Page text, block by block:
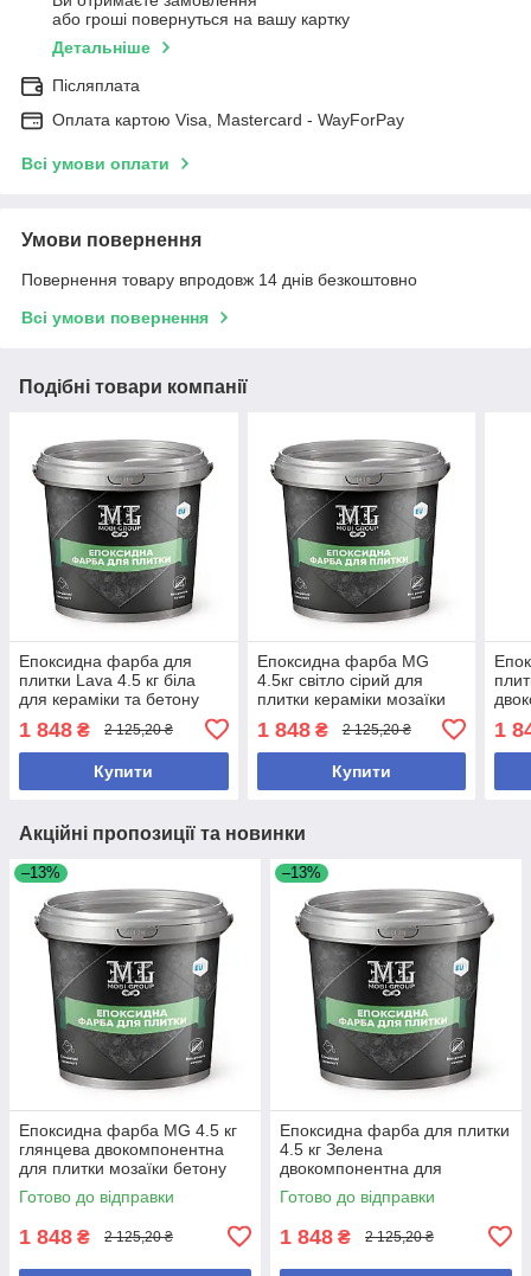
або гроші повернуться на вашу картку
Детальніше
Післяплата
Оплата картою Visa, Mastercard - WayForPay
Всі умови оплати
Умови повернення
Повернення товару впродовж 14 днів безкоштовно
Всі умови повернення
Подібні товари компанії
Епоксидна фарба для
плитки Lava 4.5 кг біла
для кераміки та бетону
1 848 ₴ 2 125,20 ₴
Купити
Епоксидна фарба MG
4.5кг світло сірий для
плитки кераміки мозаїки
1 848₴ 2 125,20 ₴
Купити
1
Акційні пропозиції та новинки
–13%
Епоксидна фарба MG 4.5 кг
глянцева двокомпонентна
для плитки мозаїки бетону
зносостійка
Готово до відправки
1 848 ₴ 2 125,20 ₴
–13%
Епоксидна фарба для плитки
4.5 кг Зелена
двокомпонентна для
кераміки мозаїки бетону з
високою покривністю
Готово до відправки
1 848 ₴ 2 125,20 ₴